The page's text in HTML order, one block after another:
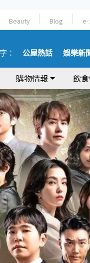
Beauty Blog
： 公屋熱話 娛樂新
購物情報 飲